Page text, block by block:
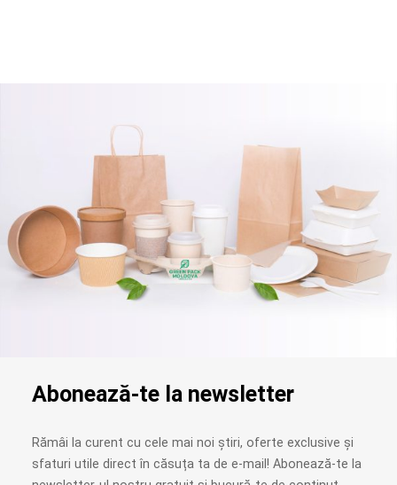
Abonează-te la newsletter
Rămâi la curent cu cele mai noi știri, oferte exclusive și
sfaturi utile direct în căsuța ta de e-mail! Abonează-te la